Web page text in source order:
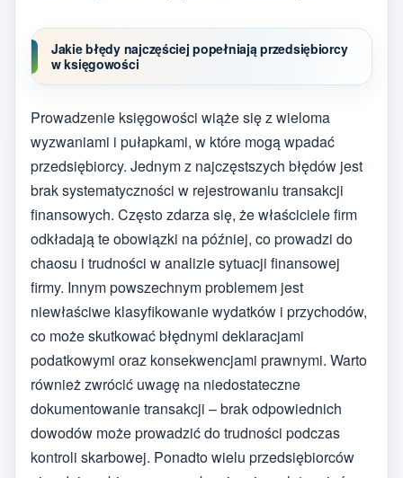
Jakie błędy najczęściej popełniają przedsiębiorcy
w księgowości
Prowadzenie księgowości wiąże się z wieloma
wyzwaniami i pułapkami, w które mogą wpadać
przedsiębiorcy. Jednym z najczęstszych błędów jest
brak systematyczności w rejestrowaniu transakcji
finansowych. Często zdarza się, że właściciele firm
odkładają te obowiązki na później, co prowadzi do
chaosu i trudności w analizie sytuacji finansowej
firmy. Innym powszechnym problemem jest
niewłaściwe klasyfikowanie wydatków i przychodów,
co może skutkować błędnymi deklaracjami
podatkowymi oraz konsekwencjami prawnymi. Warto
również zwrócić uwagę na niedostateczne
dokumentowanie transakcji – brak odpowiednich
dowodów może prowadzić do trudności podczas
kontroli skarbowej. Ponadto wielu przedsiębiorców